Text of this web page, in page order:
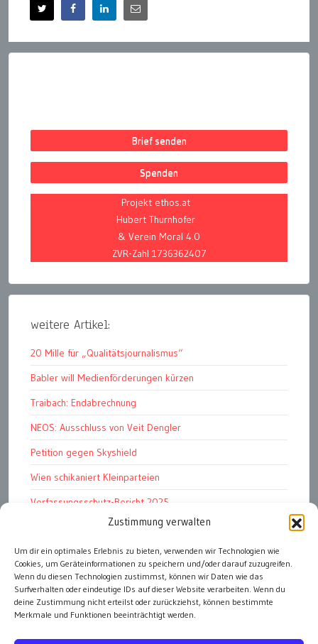
Zustimmung verwalten
Um dir ein optimales Erlebnis zu bieten, verwenden wir Technologien wie
Cookies, um Geräteinformationen zu speichern und/oder darauf zuzugreifen.
Wenn du diesen Technologien zustimmst, können wir Daten wie das
Surfverhalten oder eindeutige IDs auf dieser Website verarbeiten. Wenn du
deine Zustimmung nicht erteilst oder zurückziehst, können bestimmte
Merkmale und Funktionen beeinträchtigt werden.
Brief senden
Spenden
Projekt ethos.at
Hubert Thurnhofer
& Verein Moral 4.0
ZVR-Zahl 1736362407
weitere Artikel:
20 Mille für „Qualitätsjournalismus“
Babler will Medienförderungen kürzen
Traibach: Endabrechnung
NEOS: Ausschluss von Veit Dengler
Petition gegen Skyshield
Wien schikaniert Kleinparteien
Verfassungsschutz-Bericht 2025
Ziel: endloser Krieg
110 statt 90 Mille Medienförderung
Strafen für „Integrations-Verweigerer“